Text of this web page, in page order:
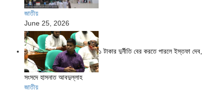
জাতীয়
June 25, 2026
১ টাকার দুর্নীতি বের করতে পারলে ইস্তফা দেব,
সংসদে হাসনাত আবদুল্লাহ
জাতীয়